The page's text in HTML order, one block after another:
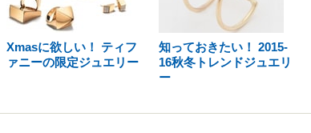
Xmasに欲しい！ ティフ
ァニーの限定ジュエリー
知っておきたい！ 2015-
16秋冬トレンドジュエリ
ー